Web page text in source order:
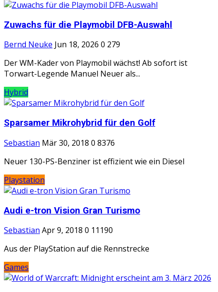
Zuwachs für die Playmobil DFB-Auswahl
Bernd Neuke Jun 18, 2026 0 279
Der WM-Kader von Playmobil wächst! Ab sofort ist
Torwart-Legende Manuel Neuer als...
Hybrid
Sparsamer Mikrohybrid für den Golf
Sebastian Mär 30, 2018 0 8376
Neuer 130-PS-Benziner ist effizient wie ein Diesel
Playstation
Audi e-tron Vision Gran Turismo
Sebastian Apr 9, 2018 0 11190
Aus der PlayStation auf die Rennstrecke
Games